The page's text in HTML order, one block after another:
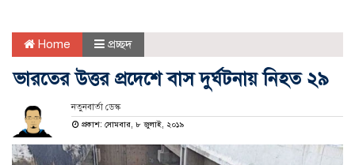
Home প্রচ্ছদ
ভারতের উত্তর প্রদেশে বাস দুর্ঘটনায় নিহত ২৯
নতুনবার্তা ডেস্ক
প্রকাশ: সোমবার, ৮ জুলাই, ২০১৯